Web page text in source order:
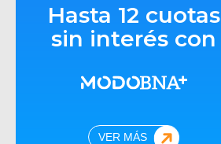
Hasta 12 cuotas
sin interés con
VER MÁS